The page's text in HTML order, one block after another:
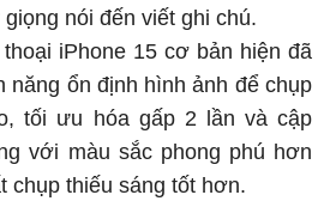
nói đến viết ghi chú.
iPhone 15 cơ bản hiện đã
năng ổn định hình ảnh để chụp
tối ưu hóa gấp 2 lần và cập
với màu sắc phong phú hơn
chụp thiếu sáng tốt hơn.